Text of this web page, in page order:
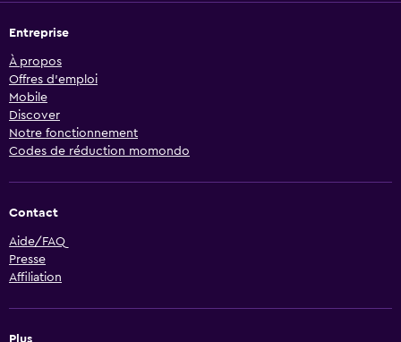
Entreprise
À propos
Offres d’emploi
Mobile
Discover
Notre fonctionnement
Codes de réduction momondo
Contact
Aide/FAQ
Presse
Affiliation